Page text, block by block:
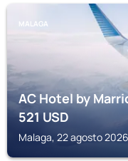
MALAGA
AC Hotel by
521USD
Malaga, 22 agosto